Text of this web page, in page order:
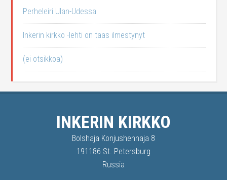
Perheleiri Ulan-Udessa
Inkerin kirkko -lehti on taas ilmestynyt
(ei otsikkoa)
INKERIN KIRKKO
Bolshaja Konjushennaja 8
191186 St. Petersburg
Russia